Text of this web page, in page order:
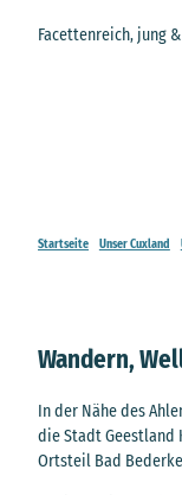
Facettenreich, jung
Startseite Unser Cuxland
Wandern,
In der Nähe des
die Stadt Geestland
Ortsteil Bad